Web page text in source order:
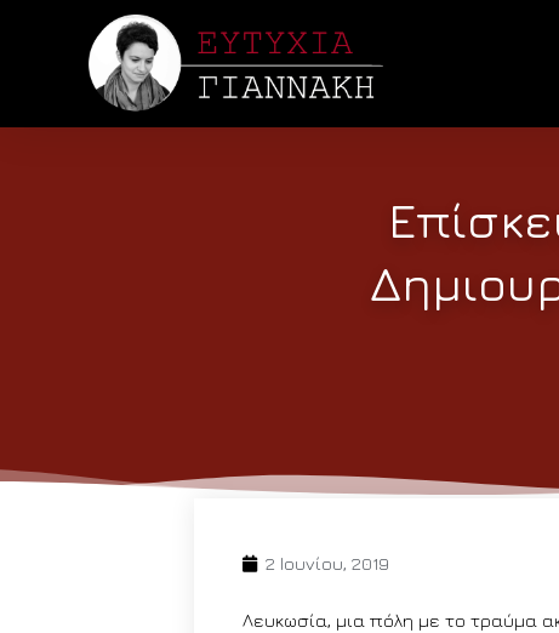
2 Ιουνίου, 2019
Λευκωσία, μια πόλη με το τραύμα